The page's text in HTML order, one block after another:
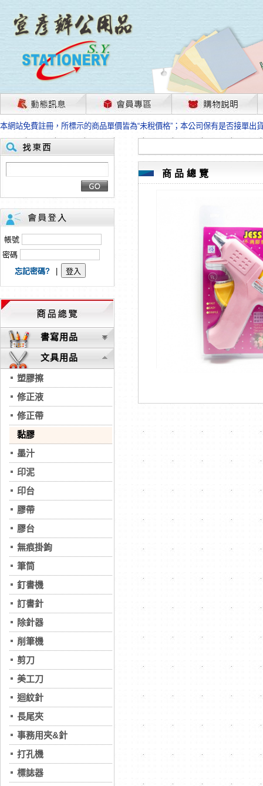
茲因國際情勢變化石油及塑化原物料波動漲幅甚大，部份上游供應商已採取
本網站免費註冊，所標示的商品單價皆為“未稅價格”；本公司保有是否接單出
HP、EPSON、CANON原廠耗材價格浮動，下單前請先跟客服人員確認最新
本網站免費註冊，所標示的商品單價皆為“未稅價格”；本公司保有是否接單出
匯款客戶請注意！因商品繁複來不及發現短缺，遂待客服人員跟您確認訂單
本網站免費註冊，所標示的商品單價皆為“未稅價格”；本公司保有是否接單出
茲因國際情勢變化石油及塑化原物料波動漲幅甚大，部份上游供應商已採取
本網站免費註冊，所標示的商品單價皆為“未稅價格”；本公司保有是否接單出
HP、EPSON、CANON原廠耗材價格浮動，下單前請先跟客服人員確認最新
本網站免費註冊，所標示的商品單價皆為“未稅價格”；本公司保有是否接單出
匯款客戶請注意！因商品繁複來不及發現短缺，遂待客服人員跟您確認訂單
本網站免費註冊，所標示的商品單價皆為“未稅價格”；本公司保有是否接單出
帳號
密碼
忘記密碼?
書寫用品
文具用品
塑膠擦
修正液
修正帶
黏膠
墨汁
印泥
印台
膠帶
膠台
無痕掛鉤
筆筒
釘書機
訂書針
除針器
削筆機
剪刀
美工刀
迴紋針
長尾夾
事務用夾&針
打孔機
標誌器
商品總覽